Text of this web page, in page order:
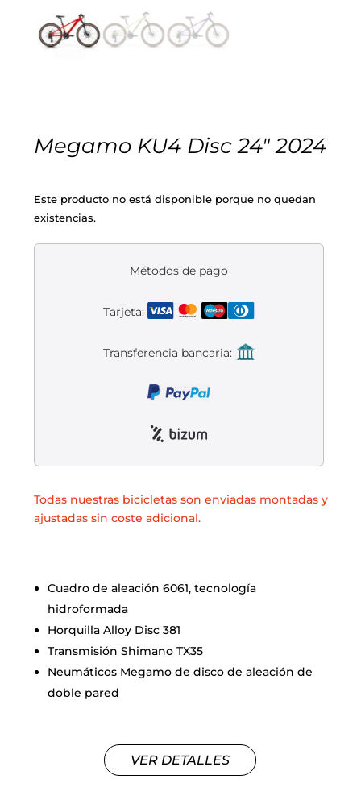
Eléctricas
Montajes a la Carta
Pedales
Ruedas
Suspensión
Transmisión
Gafas
Puños y cintas
Bombas
Portabidones
Varios accesorios
Liquidación accesorios
Mantenimiento de bicicletas
Equipaciones gr-100
Ropa
Calcetines
Outlet equipación
REBAJAS
Megamo KU4 Disc 24″ 2024
Este producto no está disponible porque no quedan
existencias.
Métodos de pago
Tarjeta:
Transferencia bancaria:
Todas nuestras bicicletas son enviadas montadas y
ajustadas sin coste adicional.
Cuadro de aleación 6061, tecnología
hidroformada
Horquilla Alloy Disc 381
Transmisión Shimano TX35
Neumáticos Megamo de disco de aleación de
doble pared
VER DETALLES